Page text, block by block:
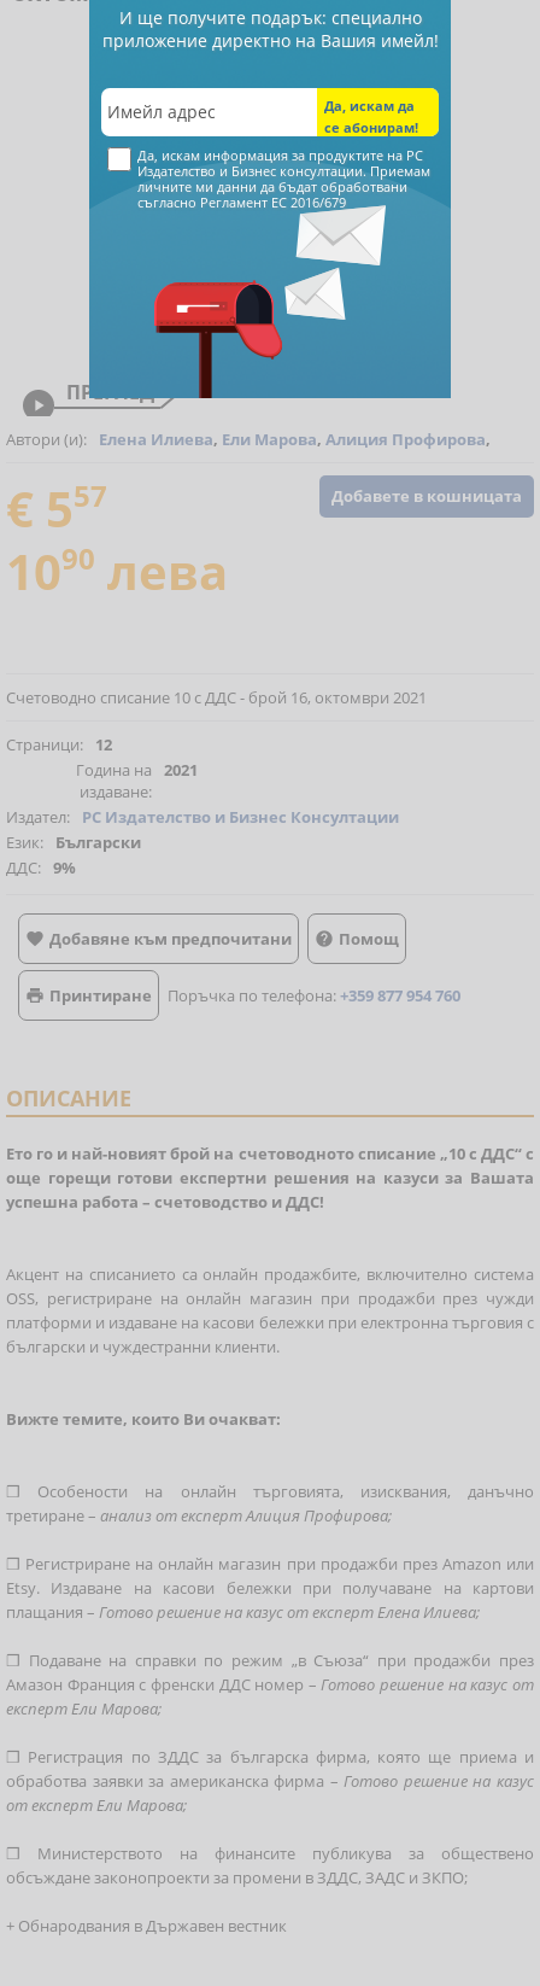
 ПРЕГЛЕД
Автори (и): Елена Илиева, Ели Марова, Алиция Профирова,
Добавете в кошницата
€ 557
1090 лева
Счетоводно списание 10 с ДДС - брой 16, октомври 2021
Страници:
12
Година на
издаване:
2021
Издател:
РС Издателство и Бизнес Консултации
Език:
Български
ДДС: 9%
 Добавяне към предпочитани  Помощ
 Принтиране Поръчка по телефона:+359 877 954 760
ОПИСАНИЕ
Ето го и най-новият брой на счетоводното списание „10 с ДДС“ с
още горещи готови експертни решения на казуси за Вашата
успешна работа – счетоводство и ДДС!
Акцент на списанието са онлайн продажбите, включително система
OSS, регистриране на онлайн магазин при продажби през чужди
платформи и издаване на касови бележки при електронна търговия с
български и чуждестранни клиенти.
Вижте темите, които Ви очакват:
❒ Особености на онлайн търговията, изисквания, данъчно
третиране – анализ от експерт Алиция Профирова;
❒ Регистриране на онлайн магазин при продажби през Amazon или
Etsy. Издаване на касови бележки при получаване на картови
плащания – Готово решение на казус от експерт Елена Илиева;
❒ Подаване на справки по режим „в Съюза“ при продажби през
Амазон Франция с френски ДДС номер –Готово решение на казус от
експерт Ели Марова;
❒ Регистрация по ЗДДС за българска фирма, която ще приема и
обработва заявки за американска фирма –Готово решение на казус
от експерт Ели Марова;
❒ Министерството на финансите публикува за обществено
обсъждане законопроекти за промени в ЗДДС, ЗАДС и ЗКПО;
+ Обнародвания в Държавен вестник
И ще получите подарък: специално
приложение директно на Вашия имейл!
Да, искам информация за продуктите на РС
Издателство и Бизнес консултации. Приемам
личните ми данни да бъдат обработвани
съгласно Регламент ЕС 2016/679